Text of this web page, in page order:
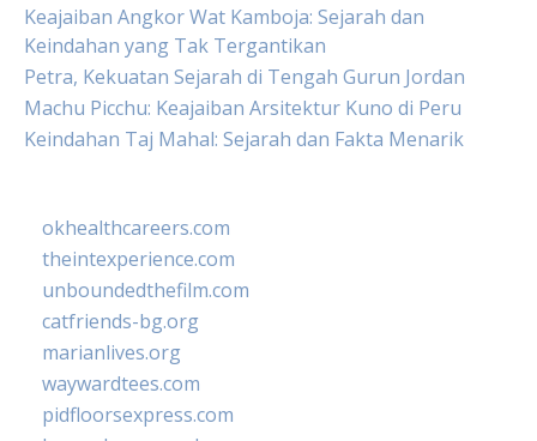
Keajaiban Angkor Wat Kamboja: Sejarah dan
Keindahan yang Tak Tergantikan
Petra, Kekuatan Sejarah di Tengah Gurun Jordan
Machu Picchu: Keajaiban Arsitektur Kuno di Peru
Keindahan Taj Mahal: Sejarah dan Fakta Menarik
okhealthcareers.com
theintexperience.com
unboundedthefilm.com
catfriends-bg.org
marianlives.org
waywardtees.com
pidfloorsexpress.com